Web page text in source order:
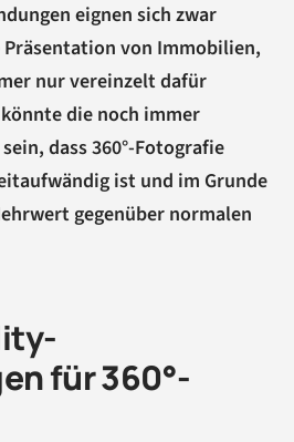
eignen sich zwar
von Immobilien,
nur vereinzelt dafür
die noch immer
dass 360°-Fotografie
ist und im Grunde
gegenüber normalen
für 360°-